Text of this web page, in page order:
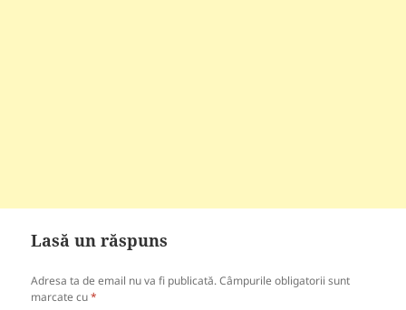
Lasă un răspuns
Adresa ta de email nu va fi publicată. Câmpurile obligatorii sunt
marcate cu*